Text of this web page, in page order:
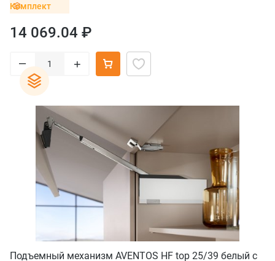
Комплект
14 069.04 ₽
– +
Подъемный механизм AVENTOS HF top 25/39 белый с